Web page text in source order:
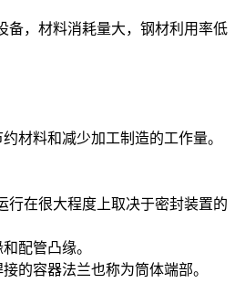
备，材料消耗量大，钢材利用率低
材料和减少加工制造的工作量。
行在很大程度上取决于密封装置的
配管凸缘。
的容器法兰也称为筒体端部。